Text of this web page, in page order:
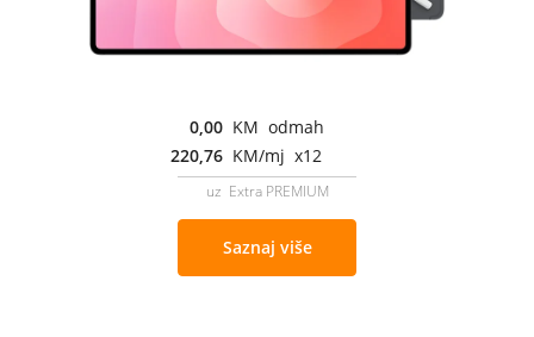
0,00 KM odmah
220,76 KM/mj x12
uz Extra PREMIUM
Saznaj više